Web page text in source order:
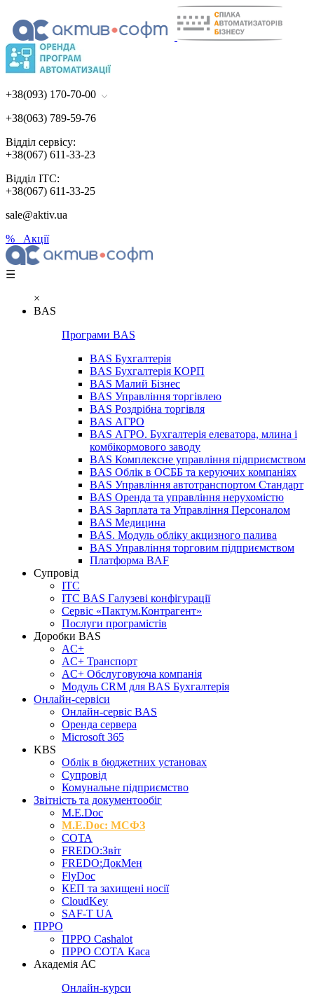
+38(093) 170-70-00
+38(063) 789-59-76
Відділ сервісу:
+38(067) 611-33-23
Відділ ІТС:
+38(067) 611-33-25
sale@aktiv.ua
% Акції
☰
×
BAS
Програми BAS
BAS Бухгалтерія
BAS Бухгалтерія КОРП
BAS Малий Бізнес
BAS Управління торгівлею
BAS Роздрібна торгівля
BAS АГРО
BAS АГРО. Бухгалтерія елеватора, млина і
комбікормового заводу
BAS Комплексне управління підприємством
BAS Облік в ОСББ та керуючих компаніях
BAS Управління автотранспортом Стандарт
BAS Оренда та управління нерухомістю
BAS Зарплата та Управління Персоналом
BAS Медицина
BAS. Модуль обліку акцизного палива
BAS Управління торговим підприємством
Платформа BAF
Супровід
ІТС
ІТС BAS Галузеві конфігурації
Сервіс «Пактум.Контрагент»
Послуги програмістів
Доробки BAS
AC+
AC+ Транспорт
AC+ Обслуговуюча компанія
Модуль CRM для BAS Бухгалтерія
Онлайн-сервіси
Онлайн-сервіс BAS
Оренда сервера
Microsoft 365
KBS
Облік в бюджетних установах
Супровід
Комунальне підприємство
Звітність та документообіг
M.Е.Doc
M.E.Doc: МСФЗ
СОТА
FREDO:Звіт
FREDO:ДокМен
FlyDoc
КЕП та захищені носії
CloudKey
SAF-T UA
ПРРО
ПРРО Cashalot
ПРРО СОТА Каса
Академія АС
Онлайн-курси